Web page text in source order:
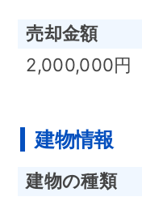
売却金額
2,000,000円
建物情報
建物の種類